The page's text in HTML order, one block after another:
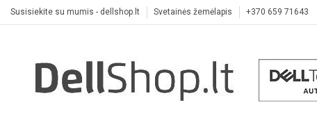
Susisiekite su mumis - dellshop.lt Svetainės žemėlapis +370 659 71643